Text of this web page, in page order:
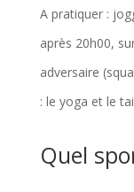
A pratiquer :
après 20h00,
adversaire
: le yoga et le
Quel